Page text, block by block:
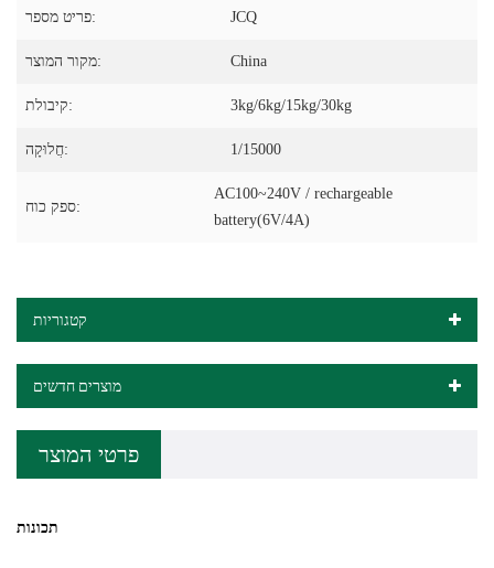
פריט מספר: JCQ
מקור המוצר: China
קיבולת: 3kg/6kg/15kg/30kg
חֲלוּקָה: 1/15000
ספק כוח:
AC100~240V / rechargeable
battery(6V/4A)
קטגוריות
מוצרים חדשים
פרטי המוצר
תכונות